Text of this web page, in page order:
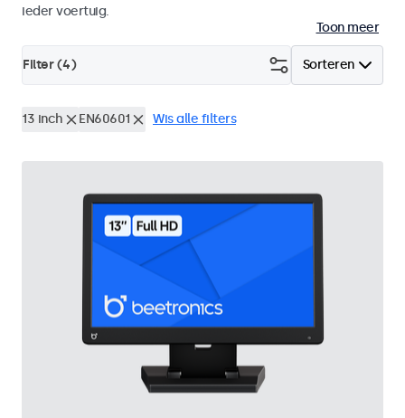
ieder voertuig.
Toon meer
Sorteren
Filter (4)
13 inch EN60601 Wis alle filters